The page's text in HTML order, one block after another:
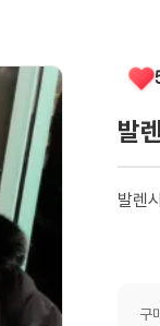
발
발렌
구